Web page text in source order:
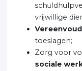
vrijwillige
toeslagen;
Zorg voor
sociale